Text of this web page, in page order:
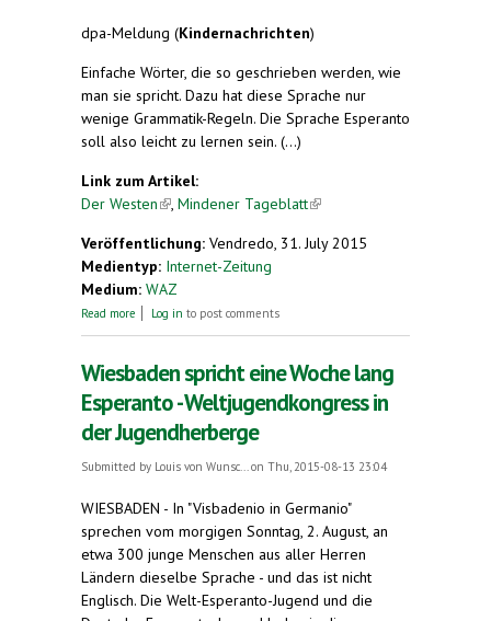
dpa-Meldung (Kindernachrichten)
Einfache Wörter, die so geschrieben werden, wie
man sie spricht. Dazu hat diese Sprache nur
wenige Grammatik-Regeln. Die Sprache Esperanto
soll also leicht zu lernen sein. (...)
Link zum Artikel:
Der Westen(link is external)
Mindener Tageblatt(link is
Veröffentlichung: Vendredo, 31. July 2015
Medientyp: Internet-Zeitung
Medium: WAZ
Read more about Sprache. Leute treffen sich zum Esperanto-
Log in to post comments
Wiesbaden spricht eine Woche lang
Esperanto - Weltjugendkongress in
der Jugendherberge
Submitted by Louis von Wunsc... on Thu, 2015-08-13 23:04
WIESBADEN - In "Visbadenio in Germanio"
sprechen vom morgigen Sonntag, 2. August, an
etwa 300 junge Menschen aus aller Herren
Ländern dieselbe Sprache - und das ist nicht
Englisch. Die Welt-Esperanto-Jugend und die